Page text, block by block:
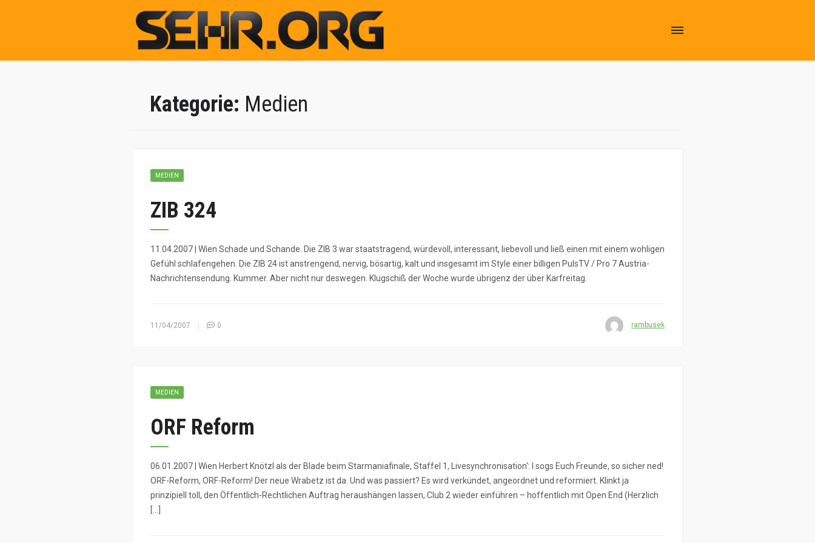
Kategorie: Medien
MEDIEN
ZIB 324
11.04.2007 | Wien Schade und Schande. Die ZIB 3 war staatstragend, würdevoll, interessant, liebevoll und ließ einen mit einem wohligen
Gefühl schlafengehen. Die ZIB 24 ist anstrengend, nervig, bösartig, kalt und insgesamt im Style einer billigen PulsTV / Pro 7 Austria-
Nachrichtensendung. Kummer. Aber nicht nur deswegen. Klugschiß der Woche wurde übrigenz der über Karfreitag.
11/04/2007 0 rambusek
MEDIEN
ORF Reform
06.01.2007 | Wien Herbert Knötzl als der Blade beim Starmaniafinale, Staffel 1, Livesynchronisation‘: I sogs Euch Freunde, so sicher ned!
ORF-Reform, ORF-Reform! Der neue Wrabetz ist da. Und was passiert? Es wird verkündet, angeordnet und reformiert. Klinkt ja
prinzipiell toll, den Öffentlich-Rechtlichen Auftrag heraushängen lassen, Club 2 wieder einführen – hoffentlich mit Open End (Herzlich
[…]